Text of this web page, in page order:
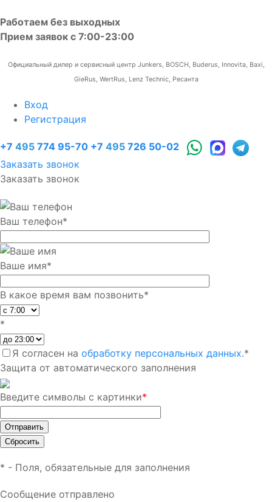
Работаем без выходных
Прием заявок с 7:00-23:00
Официальный дилер и сервисный центр Junkers, BOSCH, Buderus, Innovita, Baxi,
GieRus, WertRus, Lenz Technic, Ресанта
Вход
Регистрация
+7 495 774 95-70 +7 495 726 50-02
Заказать звонок
Заказать звонок
Ваш телефон*
Ваше имя*
В какое время вам позвонить*
*
Я согласен на обработку персональных данных.*
Защита от автоматического заполнения
Введите символы с картинки*
* - Поля, обязательные для заполнения
Сообщение отправлено